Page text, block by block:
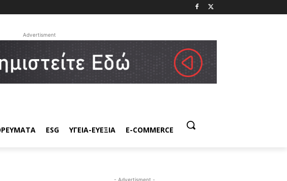
Advertisment
ESG ΥΓΕΙΑ-ΕΥΕΞΙΑ E-COMMERCE
- Advertisment -